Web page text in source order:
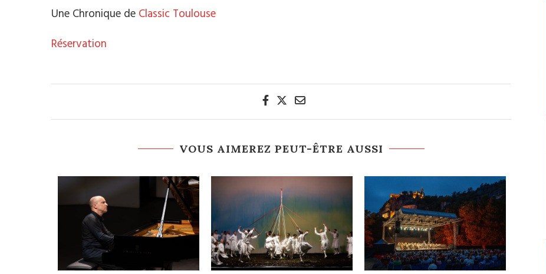
Une Chronique de Classic Toulouse
Réservation
VOUS AIMEREZ PEUT-ÊTRE AUSSI